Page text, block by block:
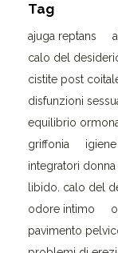
Tag
ajuga reptans
calo del
cistite post
disfunzioni
equilibrio
griffonia
integratori donna
libido. calo del
odore intimo
pavimento